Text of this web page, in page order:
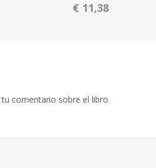
€ 11,38
tu comentario sobre el libro.